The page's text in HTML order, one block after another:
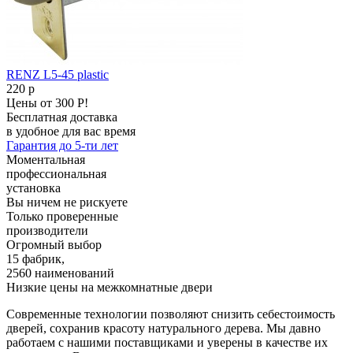
RENZ L5-45 plastic
220 p
Цены от 300 Р!
Бесплатная доставка
в удобное для вас время
Гарантия до 5-ти лет
Моментальная
профессиональная
установка
Вы ничем не рискуете
Только проверенные
производители
Огромный выбор
15 фабрик,
2560 наименований
Низкие цены на межкомнатные двери
Современные технологии позволяют снизить себестоимость
дверей, сохранив красоту натурального дерева. Мы давно
работаем с нашими поставщиками и уверены в качестве их